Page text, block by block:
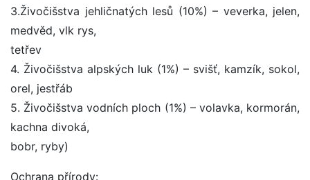
3.Živočišstva jehličnatých lesů (10%) – veverka, jelen,
medvěd, vlk rys,
tetřev
4. Živočišstva alpských luk (1%) – svišť, kamzík, sokol,
orel, jestřáb
5. Živočišstva vodních ploch (1%) – volavka, kormorán,
kachna divoká,
bobr, ryby)
Ochrana přírody: